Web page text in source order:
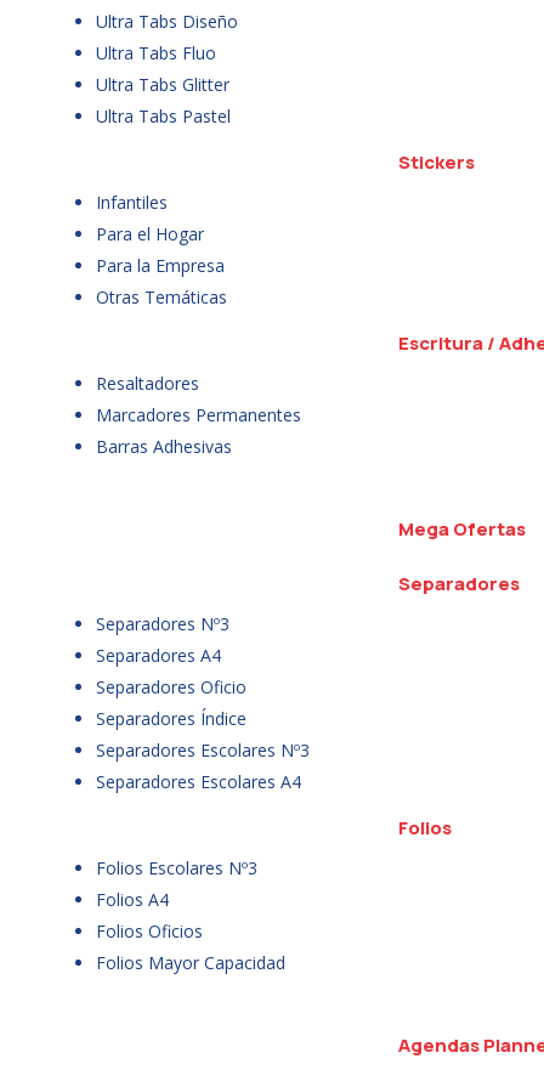
Ultra Tabs Diseño
Ultra Tabs Fluo
Ultra Tabs Glitter
Ultra Tabs Pastel
Stickers
Infantiles
Para el Hogar
Para la Empresa
Otras Temáticas
Escritura /
Resaltadores
Marcadores Permanentes
Barras Adhesivas
Mega Ofertas
Separadores
Separadores Nº3
Separadores A4
Separadores Oficio
Separadores Índice
Separadores Escolares Nº3
Separadores Escolares A4
Folios
Folios Escolares Nº3
Folios A4
Folios Oficios
Folios Mayor Capacidad
Agendas